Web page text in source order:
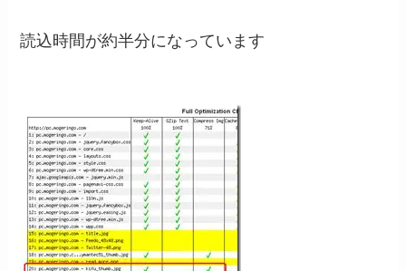
読込時間が約半分になっています